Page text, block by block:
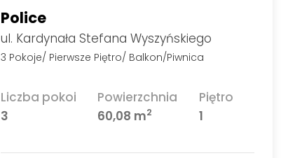
Police
ul. Kardynała Stefana Wyszyńskiego
3 Pokoje/ Pierwsze Piętro/ Balkon/Piwnica
Liczba pokoi
3
Powierzchnia
60,08 m2
Piętro
1